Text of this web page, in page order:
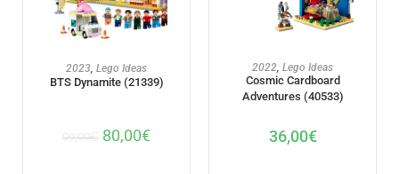
AJOUTER AU PANIER
2023, Lego Ideas
BTS Dynamite (21339)
99,99€ 80,00€
AJOUTER AU PANIER
2022, Lego Ideas
Cosmic Cardboard
Adventures (40533)
36,00€